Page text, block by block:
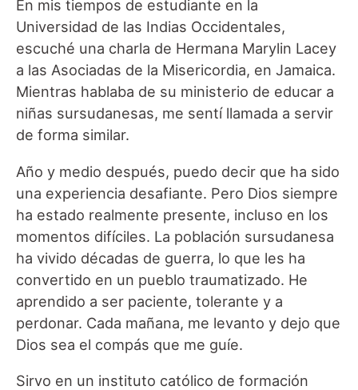
En mis tiempos de estudiante en la
Universidad de las Indias Occidentales,
escuché una charla de Hermana Marylin Lacey
a las Asociadas de la Misericordia, en Jamaica.
Mientras hablaba de su ministerio de educar a
niñas sursudanesas, me sentí llamada a servir
de forma similar.
Año y medio después, puedo decir que ha sido
una experiencia desafiante. Pero Dios siempre
ha estado realmente presente, incluso en los
momentos difíciles. La población sursudanesa
ha vivido décadas de guerra, lo que les ha
convertido en un pueblo traumatizado. He
aprendido a ser paciente, tolerante y a
perdonar. Cada mañana, me levanto y dejo que
Dios sea el compás que me guíe.
Sirvo en un instituto católico de formación